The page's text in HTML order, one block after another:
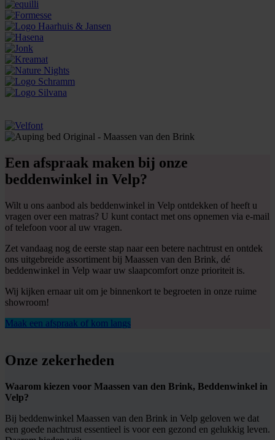
Een afspraak maken bij onze
beddenwinkel in Velp?
Wilt u ons aanbod als beddenwinkel in Velp ontdekken of heeft u
vragen over een matras? U kunt contact met ons opnemen via e-mail
of telefoon voor al uw vragen.
Zet vandaag nog de eerste stap naar een betere nachtrust en ontdek
ons uitgebreide assortiment bij Maassen van den Brink, dé
beddenwinkel in Velp waar uw slaapcomfort onze prioriteit is.
Wij kijken ernaar uit om je binnenkort te begroeten in onze ruime
showroom!
Maak een afspraak of kom langs
Onze zekerheden
Waarom kiezen voor Maassen van den Brink, Beddenwinkel in
Velp?
Bij beddenwinkel Maassen van den Brink in Velp geloven we dat
een goede nachtrust essentieel is voor een gezond en gelukkig leven.